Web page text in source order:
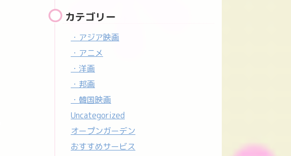
カテゴリー
・アジア映画
・アニメ
・洋画
・邦画
・韓国映画
Uncategorized
オープンガーデン
おすすめサービス